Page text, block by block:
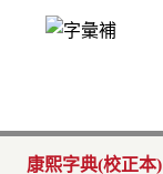
康熙字典(校正本)